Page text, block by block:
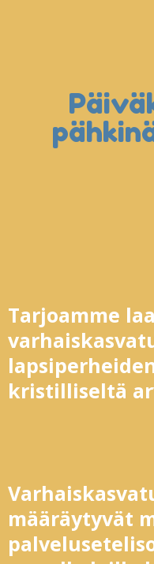
Tarjoamme
kristilliseltä
määräytyvät